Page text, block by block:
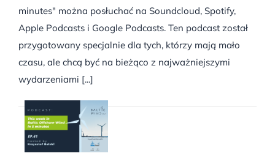
minutes" można posłuchać na Soundcloud, Spotify,
Apple Podcasts i Google Podcasts. Ten podcast został
przygotowany specjalnie dla tych, którzy mają mało
czasu, ale chcą być na bieżąco z najważniejszymi
wydarzeniami [...]